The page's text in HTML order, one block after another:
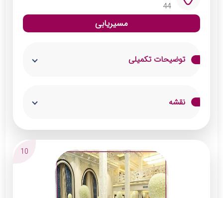
44
مسیریابی
توضیحات تکمیلی
مجالس ازدواج و جشن‌های تولد، فارغ‌التحصیلی،
کادر پذیرایی این مجموعه بسیار محترم و آداب‌دان
بوده و به نحوه احسنت از میهمانان استقبال
نقشه
10